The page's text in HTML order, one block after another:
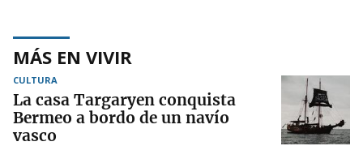
MÁS EN VIVIR
CULTURA
La casa Targaryen conquista
Bermeo a bordo de un navío
vasco